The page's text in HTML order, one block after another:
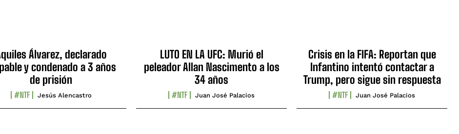
Álvarez, declarado
y condenado a 3 años
de prisión
#NTF Jesús Alencastro
LUTO EN LA UFC: Murió el
peleador Allan Nascimento a los
34 años
#NTF Juan José Palacios
Crisis en la FIFA: Reportan que
Infantino intentó contactar a
Trump, pero sigue sin respuesta
#NTF Juan José Palacios